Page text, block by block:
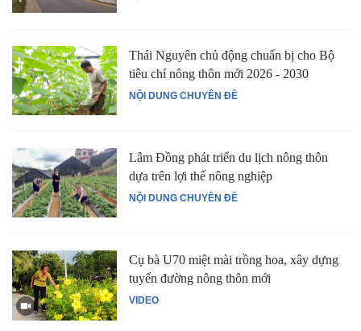
NỘI DUNG CHUYÊN ĐỀ
Thái Nguyên chủ động chuẩn bị cho Bộ
tiêu chí nông thôn mới 2026 - 2030
NỘI DUNG CHUYÊN ĐỀ
Lâm Đồng phát triển du lịch nông thôn
dựa trên lợi thế nông nghiệp
VIDEO
Cụ bà U70 miệt mài trồng hoa, xây dựng
tuyến đường nông thôn mới